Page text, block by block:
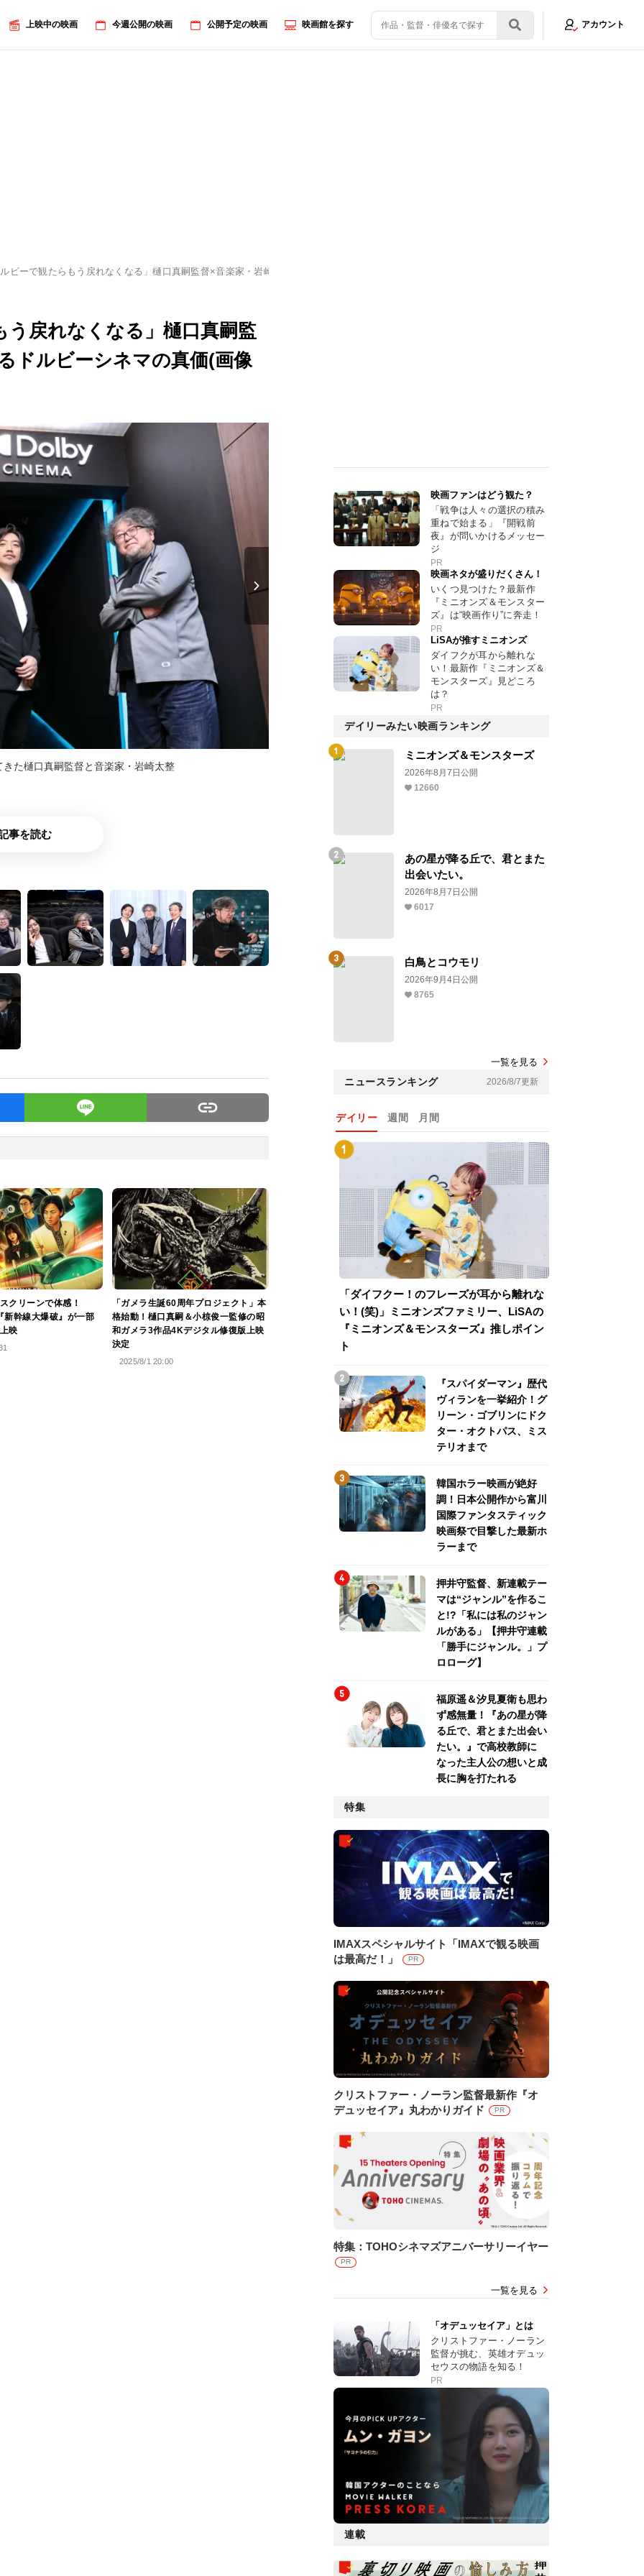
上映中の映画 今週公開の映画 公開予定の映画 映画館を探す アカウント
ビーで観たらもう戻れなくなる」樋口真嗣監督×音楽家・岩崎太整が語るドルビーシネマの真価
戻れなくなる」樋口真嗣監
ドルビーシネマの真価(画像
た樋口真嗣監督と音楽家・岩崎太整
事を読む
クリーンで体感！
幹線大爆破』が一部
映
「ガメラ生誕60周年プロジェクト」本
格始動！樋口真嗣＆小椋俊一監修の昭
和ガメラ3作品4Kデジタル修復版上映
決定
2025/8/1 20:00
映画ファンはどう観た？
「戦争は人々の選択の積み
重ねで始まる」『開戦前
夜』が問いかけるメッセー
ジ
PR
映画ネタが盛りだくさん！
いくつ見つけた？最新作
『ミニオンズ＆モンスター
ズ』は“映画作り”に奔走！
PR
LiSAが推すミニオンズ
ダイフクが耳から離れな
い！最新作『ミニオンズ＆
モンスターズ』見どころ
は？
PR
デイリーみたい映画ランキング
ミニオンズ＆モンスターズ
2026年8月7日公開
12660
あの星が降る丘で、君とまた
出会いたい。
2026年8月7日公開
6017
白鳥とコウモリ
2026年9月4日公開
8765
一覧を見る
ニュースランキング 2026/8/7更新
デイリー 週間 月間
「ダイフクー！のフレーズが耳から離れな
い！(笑)」ミニオンズファミリー、LiSAの
『ミニオンズ＆モンスターズ』推しポイン
ト
『スパイダーマン』歴代
ヴィランを一挙紹介！グ
リーン・ゴブリンにドク
ター・オクトパス、ミス
テリオまで
韓国ホラー映画が絶好
調！日本公開作から富川
国際ファンタスティック
映画祭で目撃した最新ホ
ラーまで
押井守監督、新連載テー
マは“ジャンル”を作るこ
と!?「私には私のジャン
ルがある」【押井守連載
「勝手にジャンル。」プ
ロローグ】
福原遥＆汐見夏衛も思わ
ず感無量！『あの星が降
る丘で、君とまた出会い
たい。』で高校教師に
なった主人公の想いと成
長に胸を打たれる
特集
IMAXスペシャルサイト「IMAXで観る映画
は最高だ！」
PR
クリストファー・ノーラン監督最新作『オ
デュッセイア』丸わかりガイド
PR
特集：TOHOシネマズアニバーサリーイヤー
PR
一覧を見る
「オデュッセイア」とは
クリストファー・ノーラン
監督が挑む、英雄オデュッ
セウスの物語を知る！
PR
連載